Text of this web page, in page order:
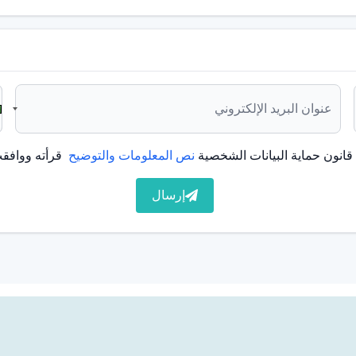
الأسنان، هي أطراف اصطناعية لا تبقى ثابتة في الفم. هذه
ويتم ذلك عن طريق أخذ الدعم من النسيج العظمي في الفك.
حماية البيانات الشخصية نص المعلومات والتوضيح قرأته
إرسال